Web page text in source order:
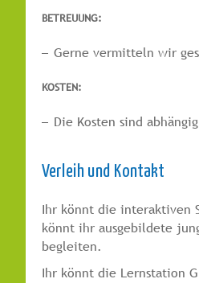
BETREUUNG:
Gerne vermitteln wir
KOSTEN:
Die Kosten sind
Verleih und Kontakt
Ihr könnt die interaktiven
könnt ihr ausgebildete
begleiten.
Ihr könnt die Lernstation